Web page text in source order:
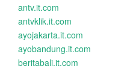
antv.it.com
antvklik.it.com
ayojakarta.it.com
ayobandung.it.com
beritabali.it.com